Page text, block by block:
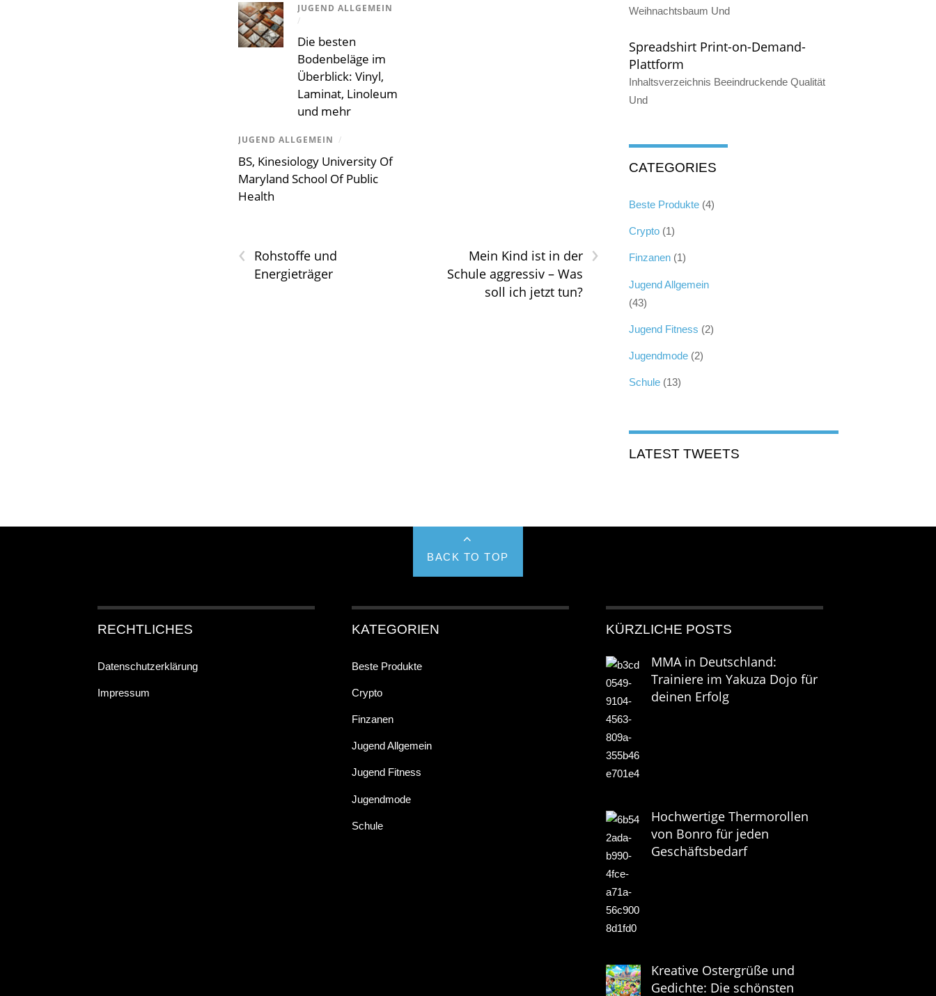
JUGEND ALLGEMEIN
/
Die besten
Bodenbeläge im
Überblick: Vinyl,
Laminat, Linoleum
und mehr
JUGEND ALLGEMEIN /
BS, Kinesiology University Of
Maryland School Of Public
Health
‹
Rohstoffe und
Energieträger
›
Mein Kind ist in der
Schule aggressiv – Was
soll ich jetzt tun?
Weihnachtsbaum Und
Spreadshirt Print-on-Demand-
Plattform
Inhaltsverzeichnis Beeindruckende Qualität
Und
CATEGORIES
Beste Produkte (4)
Crypto (1)
Finzanen (1)
Jugend Allgemein
(43)
Jugend Fitness (2)
Jugendmode (2)
Schule (13)
LATEST TWEETS
BACK TO TOP
RECHTLICHES
Datenschutzerklärung
Impressum
KATEGORIEN
Beste Produkte
Crypto
Finzanen
Jugend Allgemein
Jugend Fitness
Jugendmode
Schule
KÜRZLICHE POSTS
MMA in Deutschland:
Trainiere im Yakuza Dojo für
deinen Erfolg
Hochwertige Thermorollen
von Bonro für jeden
Geschäftsbedarf
Kreative Ostergrüße und
Gedichte: Die schönsten